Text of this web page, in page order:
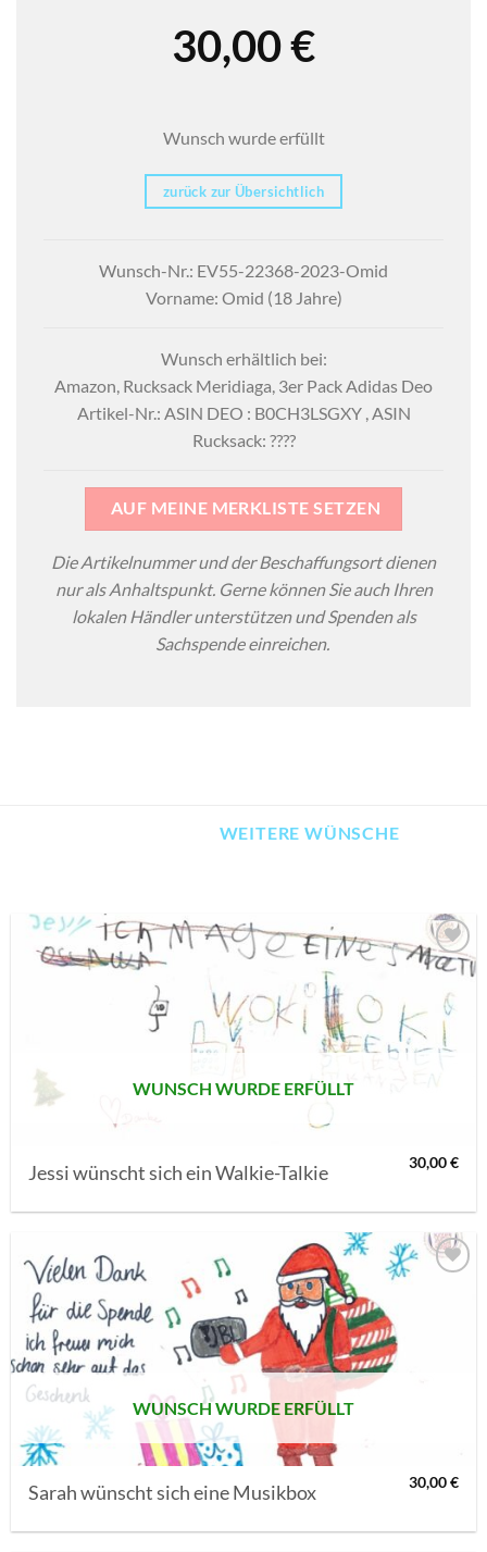
30,00€
Wunsch wurde erfüllt
zurück zur Übersichtlich
Wunsch-Nr.: EV55-22368-2023-Omid
Vorname: Omid (18 Jahre)
Wunsch erhältlich bei:
Amazon, Rucksack Meridiaga, 3er Pack Adidas Deo
Artikel-Nr.: ASIN DEO : B0CH3LSGXY , ASIN
Rucksack: ????
AUF MEINE MERKLISTE SETZEN
Die Artikelnummer und der Beschaffungsort dienen
nur als Anhaltspunkt. Gerne können Sie auch Ihren
lokalen Händler unterstützen und Spenden als
Sachspende einreichen.
WEITERE WÜNSCHE
AUF MEINE
SETZEN
WUNSCH WURDE ERFÜLLT
Jessi wünscht sich ein Walkie-Talkie 30,00€
MERKLISTE
SETZEN
WUNSCH WURDE ERFÜLLT
Sarah wünscht sich eine Musikbox 30,00€